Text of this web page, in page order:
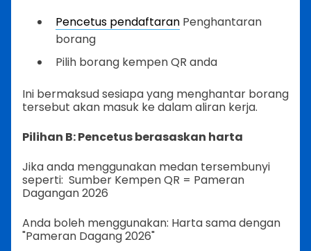
Pencetus pendaftaran Penghantaran
borang
Pilih borang kempen QR anda
Ini bermaksud sesiapa yang menghantar borang
tersebut akan masuk ke dalam aliran kerja.
Pilihan B: Pencetus berasaskan harta
Jika anda menggunakan medan tersembunyi
seperti: Sumber Kempen QR = Pameran
Dagangan 2026
Anda boleh menggunakan: Harta sama dengan
"Pameran Dagang 2026"